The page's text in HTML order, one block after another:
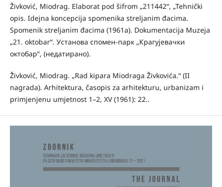
Živković, Miodrag. Elaborat pod šifrom „211442“, „Tehnički
opis. Idejna koncepcija spomenika strelјanim đacima.
Spomenik strelјanim đacima (1961a). Dokumentacija Muzeja
„21. oktobar“. Установа спомен-парк „Крагујевачки
октобар“, (недатирано).
Živković, Miodrag. „Rad kipara Miodraga Živkovića.“ (II
nagrada). Arhitektura, časopis za arhitekturu, urbanizam i
primjenjenu umjetnost 1–2, XV (1961): 22..